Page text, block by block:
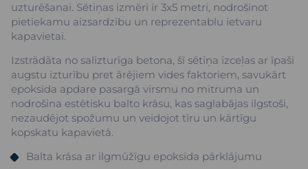
uzturēšanai. Sētiņas izmēri ir 3x5 metri, nodrošinot
pietiekamu aizsardzību un reprezentablu ietvaru
kapavietai.
Izstrādāta no salizturīga betona, šī sētiņa izceļas ar īpaši
augstu izturību pret ārējiem vides faktoriem, savukārt
epoksīda apdare pasargā virsmu no mitruma un
nodrošina estētisku balto krāsu, kas saglabājas ilgstoši,
nezaudējot spožumu un veidojot tīru un kārtīgu
kopskatu kapavietā.
Balta krāsa ar ilgmūžīgu epoksīda pārklājumu